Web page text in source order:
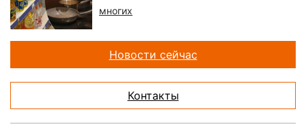
многих
Новости сейчас
Контакты